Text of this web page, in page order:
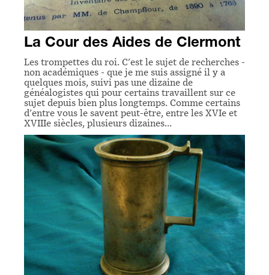
La Cour des Aides de Clermont
Les trompettes du roi. C'est le sujet de recherches -
non académiques - que je me suis assigné il y a
quelques mois, suivi pas une dizaine de
généalogistes qui pour certains travaillent sur ce
sujet depuis bien plus longtemps. Comme certains
d'entre vous le savent peut-être, entre les XVIe et
XVIIIe siècles, plusieurs dizaines…